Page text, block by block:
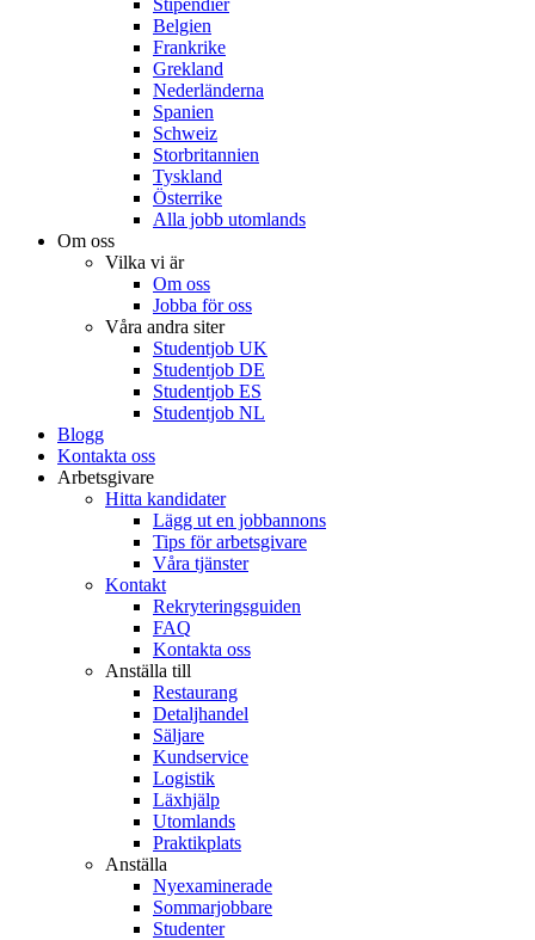
Stipendier
Belgien
Frankrike
Grekland
Nederländerna
Spanien
Schweiz
Storbritannien
Tyskland
Österrike
Alla jobb utomlands
Om oss
Vilka vi är
Om oss
Jobba för oss
Våra andra siter
Studentjob UK
Studentjob DE
Studentjob ES
Studentjob NL
Blogg
Kontakta oss
Arbetsgivare
Hitta kandidater
Lägg ut en jobbannons
Tips för arbetsgivare
Våra tjänster
Kontakt
Rekryteringsguiden
FAQ
Kontakta oss
Anställa till
Restaurang
Detaljhandel
Säljare
Kundservice
Logistik
Läxhjälp
Utomlands
Praktikplats
Anställa
Nyexaminerade
Sommarjobbare
Studenter